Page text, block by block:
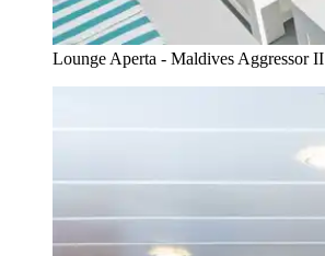
Lounge Aperta - Maldives Aggressor II